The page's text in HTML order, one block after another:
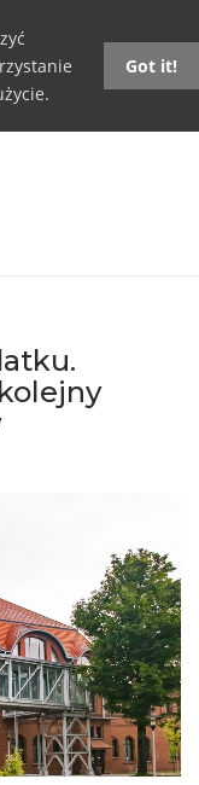
Got it!